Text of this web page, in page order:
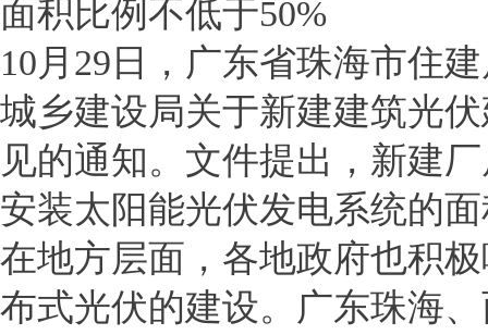
面积比例不低于50%
10月29日，广东省珠海市住
城乡建设局关于新建建筑光
见的通知。文件提出，新建
安装太阳能光伏发电系统的
在地方层面，各地政府也积
布式光伏的建设。广东珠海